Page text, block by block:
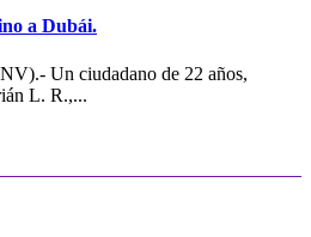
a Dubái.
Un ciudadano de 22 años,
L. R.,...